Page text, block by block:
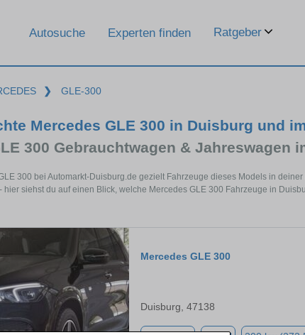
Autosuche Experten finden Ratgeber
❯ GLE-300
Mercedes GLE 300 in Duisburg und
300 Gebrauchtwagen & Jahreswagen
300 bei Automarkt-Duisburg.de gezielt Fahrzeuge dieses Models in
- hier siehst du auf einen Blick, welche Mercedes GLE 300 Fahrzeuge in
Mercedes GLE 300
Duisburg, 47138